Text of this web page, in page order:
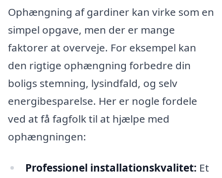
Ophængning af gardiner kan virke som en
simpel opgave, men der er mange
faktorer at overveje. For eksempel kan
den rigtige ophængning forbedre din
boligs stemning, lysindfald, og selv
energibesparelse. Her er nogle fordele
ved at få fagfolk til at hjælpe med
ophængningen:
Professionel installationskvalitet: Et